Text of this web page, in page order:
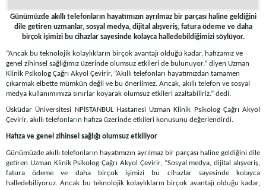
Günümüzde akıllı telefonların hayatımızın ayrılmaz bir parçası haline geldiğini
dile getiren uzmanlar, sosyal medya, dijital alışveriş, fatura ödeme ve daha
birçok işimizi bu cihazlar sayesinde kolayca halledebildiğimizi söylüyor.
“Ancak bu teknolojik kolaylıkların birçok avantajı olduğu kadar, hafızamız ve
genel zihinsel sağlığımız üzerinde olumsuz etkileri de bulunuyor.” diyen Uzman
Klinik Psikolog Çağrı Akyol Çevirir, “Akıllı telefonları hayatımızdan tamamen
çıkarmak elbette mümkün değil ve bu önerilmez. Ancak, akıllı telefon ve sosyal
medya kullanımımıza sınırlar koyarak olumsuz etkileri azaltabiliriz.” dedi.
Üsküdar Üniversitesi NPİSTANBUL Hastanesi Uzman Klinik Psikolog Çağrı Akyol
Çevirir, akıllı telefonların hafıza üzerinde etkileri konusunu değerlendirdi.
Hafıza ve genel zihinsel sağlığı olumsuz etkiliyor
Günümüzde akıllı telefonların hayatımızın ayrılmaz bir parçası haline geldiğini dile
getiren Uzman Klinik Psikolog Çağrı Akyol Çevirir, “Sosyal medya, dijital alışveriş,
fatura ödeme ve daha birçok işimizi bu cihazlar sayesinde kolayca
halledebiliyoruz. Ancak bu teknolojik kolaylıkların birçok avantajı olduğu kadar,